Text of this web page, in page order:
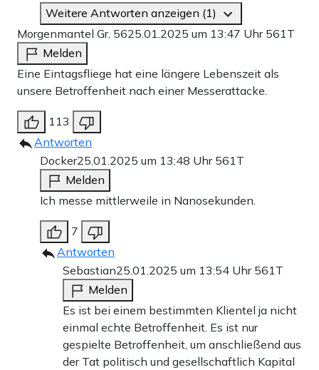
Weitere Antworten anzeigen (1)
Morgenmantel Gr. 5625.01.2025 um 13:47 Uhr 561T
Melden
Eine Eintagsfliege hat eine längere Lebenszeit als
unsere Betroffenheit nach einer Messerattacke.
113
Antworten
Docker25.01.2025 um 13:48 Uhr 561T
Melden
Ich messe mittlerweile in Nanosekunden.
7
Antworten
Sebastian25.01.2025 um 13:54 Uhr 561T
Melden
Es ist bei einem bestimmten Klientel ja nicht
einmal echte Betroffenheit. Es ist nur
gespielte Betroffenheit, um anschließend aus
der Tat politisch und gesellschaftlich Kapital